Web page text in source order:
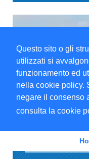
Questo sito o gli
utilizzati si
funzionamento ed
nella cookie policy.
negare il consenso
consulta la cookie
Serie D
Pergolettese-
highlights. Live